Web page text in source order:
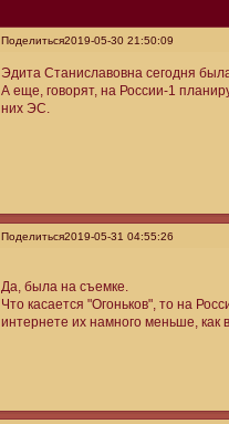
Поделиться2019-05-30 21:50:09
Эдита Станиславовна сегодня
А еще, говорят, на России-1
них ЭС.
Поделиться2019-05-31 04:55:26
Да, была на съемке.
Что касается "Огоньков", то на
интернете их намного меньше, как